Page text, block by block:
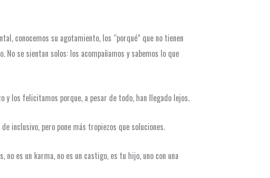
conocemos su agotamiento, los “porqué” que no tienen
se sientan solos: los acompañamos y sabemos lo que
y los felicitamos porque, a pesar de todo, han llegado lejos.
inclusivo, pero pone más tropiezos que soluciones.
es un karma, no es un castigo, es tu hijo, uno con una